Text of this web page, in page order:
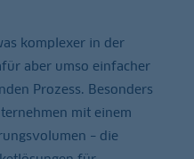
komplexer in der
aber umso einfacher
Prozess. Besonders
mit einem
– die